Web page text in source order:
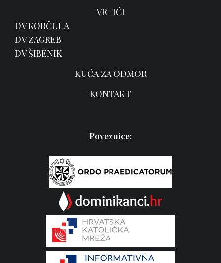
VRTIĆI
DV KORČULA
DV ZAGREB
DV ŠIBENIK
KUĆA ZA ODMOR
KONTAKT
Poveznice: